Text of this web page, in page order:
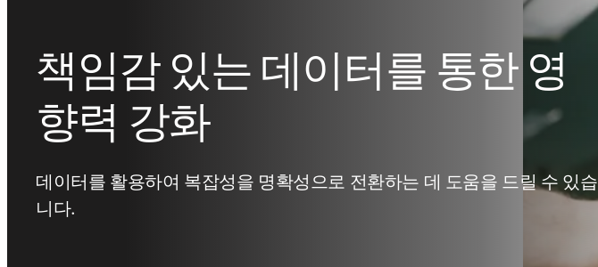
책임감 있는 데이터를 통한 영
향력 강화
데이터를 활용하여 복잡성을 명확성으로 전환하는 데 도움을 드릴 수 있습
니다.